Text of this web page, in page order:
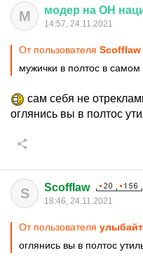
М модер на ОН
14:57, 24.11.2021
От пользователя Scofflaw
мужички в полтос в самом
сам себя не
оглянись вы в полтос
S Scofflaw
18:46, 24.11.2021
От пользователя
оглянись вы в полтос